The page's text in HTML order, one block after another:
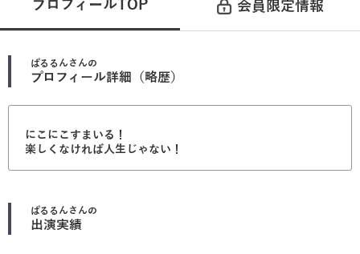
プロフィールTOP 会員限定情報
ぱるるん さんの
プロフィール詳細（略歴）
にこにこすまいる！
楽しくなければ人生じゃない！
ぱるるん さんの
出演実績